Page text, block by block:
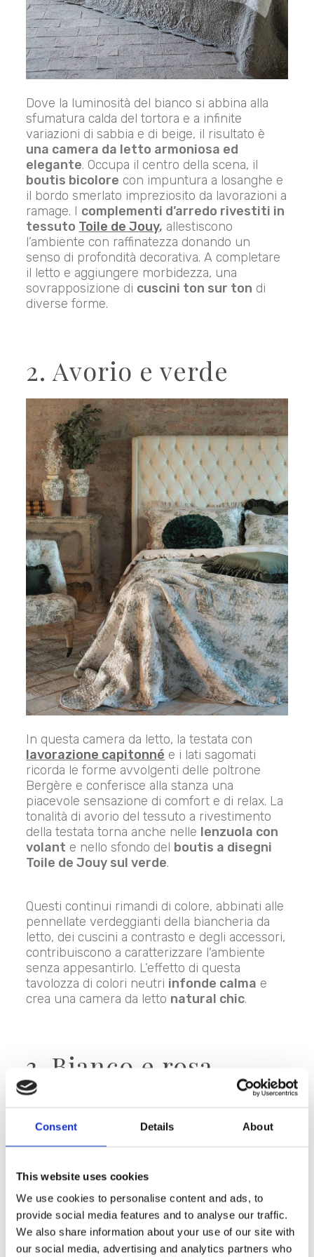
Consent Details About
This website uses cookies
We use cookies to personalise content and ads, to
provide social media features and to analyse our traffic.
We also share information about your use of our site with
our social media, advertising and analytics partners who
Dove la luminosità del bianco si abbina alla
sfumatura calda del tortora e a infinite
variazioni di sabbia e di beige, il risultato è
una camera da letto armoniosa ed
elegante. Occupa il centro della scena, il
boutis bicolore con impuntura a losanghe e
il bordo smerlato impreziosito da lavorazioni a
ramage. I complementi d’arredo rivestiti in
tessuto Toile de Jouy, allestiscono
l’ambiente con raffinatezza donando un
senso di profondità decorativa. A completare
il letto e aggiungere morbidezza, una
sovrapposizione di cuscini ton sur ton di
diverse forme.
2. Avorio e verde
In questa camera da letto, la testata con
lavorazione capitonné e i lati sagomati
ricorda le forme avvolgenti delle poltrone
Bergère e conferisce alla stanza una
piacevole sensazione di comfort e di relax. La
tonalità di avorio del tessuto a rivestimento
della testata torna anche nelle lenzuola con
volant e nello sfondo del boutis a disegni
Toile de Jouy sul verde.
Questi continui rimandi di colore, abbinati alle
pennellate verdeggianti della biancheria da
letto, dei cuscini a contrasto e degli accessori,
contribuiscono a caratterizzare l'ambiente
senza appesantirlo. L’effetto di questa
tavolozza di colori neutri infonde calma e
crea una camera da letto natural chic.
3. Bianco e rosa
tenue